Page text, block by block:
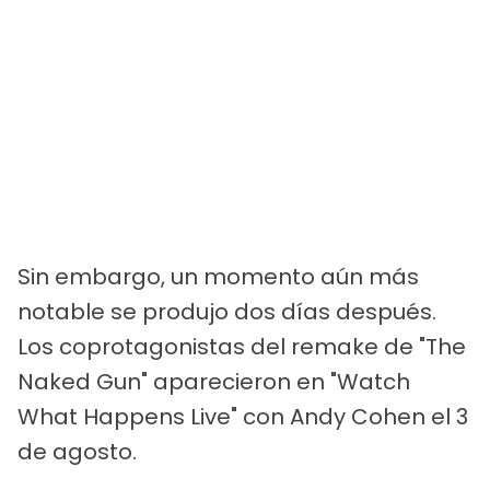
Sin embargo, un momento aún más
notable se produjo dos días después.
Los coprotagonistas del remake de "The
Naked Gun" aparecieron en "Watch
What Happens Live" con Andy Cohen el 3
de agosto.